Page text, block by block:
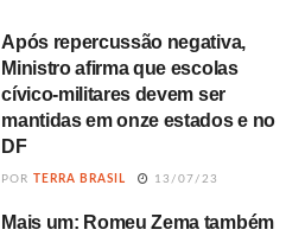
Após repercussão negativa,
Ministro afirma que escolas
cívico-militares devem ser
mantidas em onze estados e no
DF
POR TERRA BRASIL 13/07/23
Mais um: Romeu Zema também